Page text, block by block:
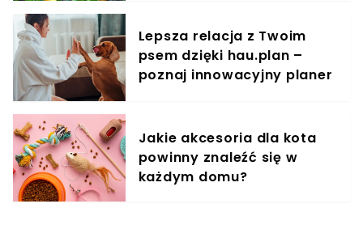
Lepsza relacja z Twoim
psem dzięki hau.plan –
poznaj innowacyjny planer
Jakie akcesoria dla kota
powinny znaleźć się w
każdym domu?